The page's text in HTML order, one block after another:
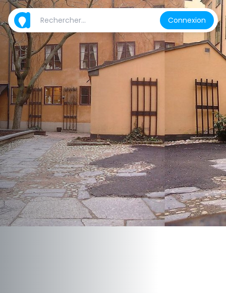
Connexion